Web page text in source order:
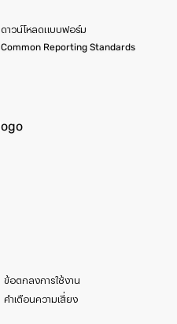
ดาวน์โหลดแบบฟอร์ม
Common Reporting Standards
ข้อตกลงการใช้งาน
คำเตือนความเสี่ยง